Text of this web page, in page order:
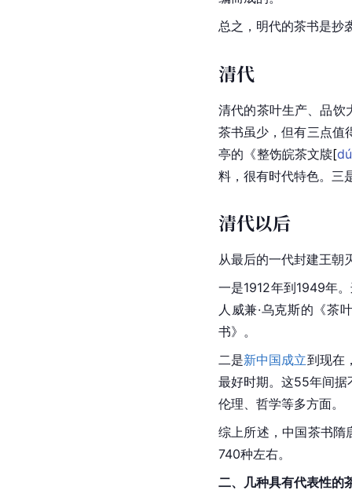
总之，明代的茶书是抄
清代
清代的茶叶生产、品饮
茶书虽少，但有三点值
亭的《整饬皖茶文牍[dú
料，很有时代特色。三
清代以后
从最后的一代封建王朝
一是1912年到1949年
人威兼·乌克斯的《茶
书》。
二是新中国成立到现在
最好时期。这55年间
伦理、哲学等多方面。
综上所述，中国茶书隋
740种左右。
二、几种具有代表性的